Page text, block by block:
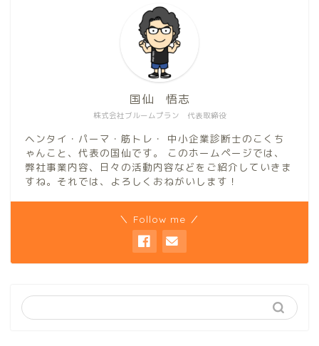
株式会社ブルームプラン 代表取締役
国仙 悟志
ヘンタイ・パーマ・筋トレ・ 中小企業診断士のこくち
ゃんこと、代表の国仙です。 このホームページでは、
弊社事業内容、日々の活動内容などをご紹介していきま
すね。それでは、よろしくおねがいします！
＼ Follow me ／